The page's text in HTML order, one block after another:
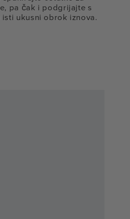
pa čak i podgrijajte s
ukusni obrok iznova.